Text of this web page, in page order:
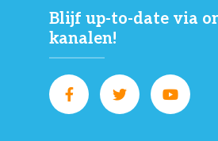
Blijf up-to-date via
kanalen!